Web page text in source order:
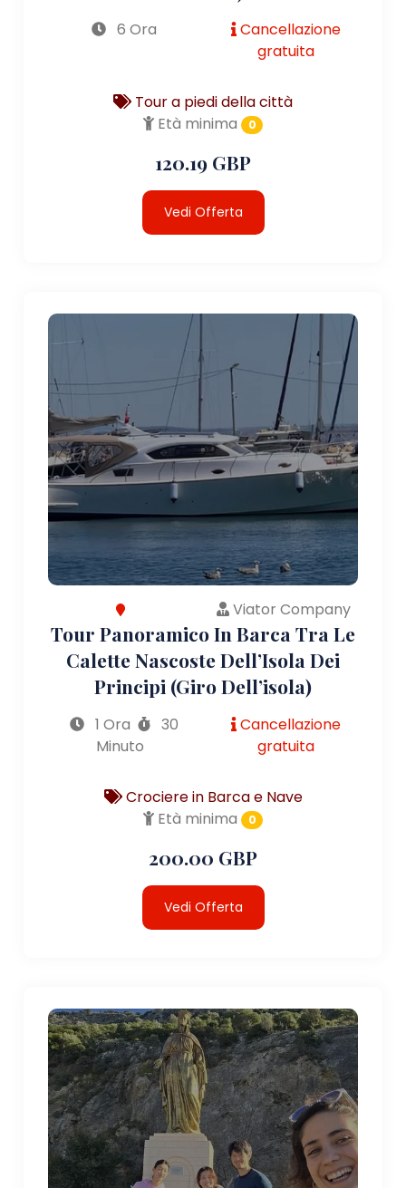
6 Ora
Cancellazione
gratuita
Tour a piedi della città
Età minima
0
120.19 GBP
Vedi Offerta
Viator Company
Tour Panoramico In Barca Tra Le
Calette Nascoste Dell’Isola Dei
Principi (giro Dell’isola)
1 Ora
30
Minuto
Cancellazione
gratuita
Crociere in Barca e Nave
Età minima
0
200.00 GBP
Vedi Offerta